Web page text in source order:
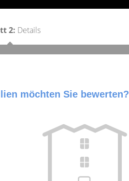
2: Details
möchten Sie bewerten?